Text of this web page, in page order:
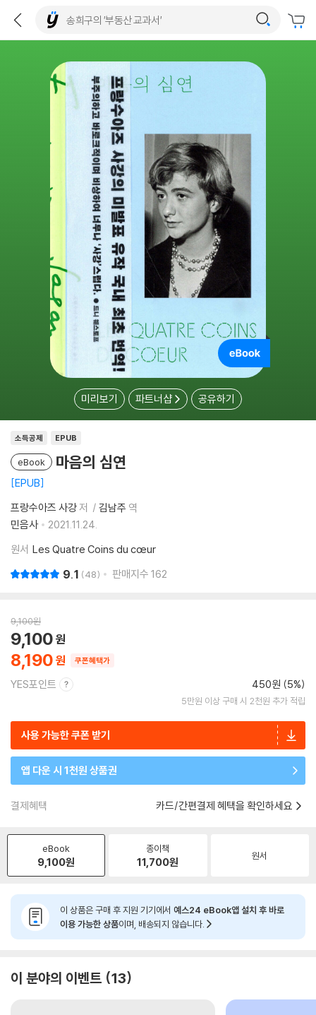
미리보기 파트너샵 공유하기
소득공제 EPUB
eBook 마음의 심연
EPUB
프랑수아즈 사강저 김남주 역
민음사
2021.11.24.
원서 Les Quatre Coins du cœur
9.1 48 판매지수 162
9,100원
8,190
9,100
쿠폰혜택가
YES포인트 450원 (5%)
5만원 이상 구매 시 2천원 추가 적립
사용 가능한 쿠폰 받기
앱 다운 시 1천원 상품권
결제혜택 카드/간편결제 혜택을 확인하세요
eBook
9,100원
종이책
11,700원 원서
이 상품은 구매 후 지원 기기에서 예스24 eBook앱 설치 후 바로
이용 가능한 상품이며, 배송되지 않습니다.
이 분야의 이벤트 13